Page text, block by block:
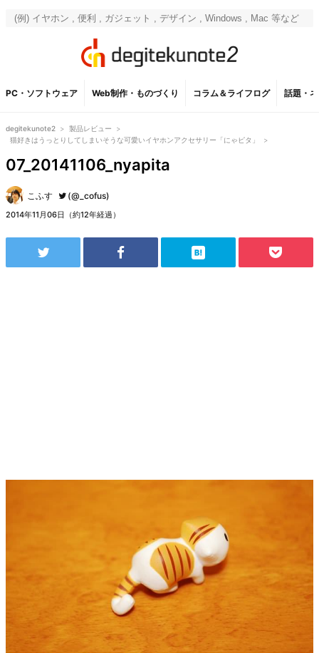
PC・ソフトウェア Web制作・ものづくり コラム＆ライフログ 話題・
degitekunote2 > 製品レビュー
>
猫好きはうっとりしてしまいそうな可愛いイヤホンアクセサリー「にゃピタ」
>
07_20141106_nyapita
こふす (@_cofus)
2014年11月06日（約12年経過）